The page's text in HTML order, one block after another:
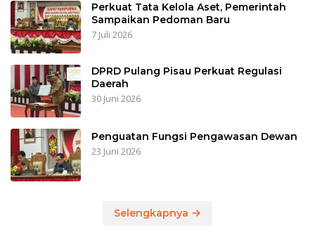
Perkuat Tata Kelola Aset, Pemerintah
Sampaikan Pedoman Baru
7 Juli 2026
DPRD Pulang Pisau Perkuat Regulasi
Daerah
30 Juni 2026
Penguatan Fungsi Pengawasan Dewan
23 Juni 2026
Selengkapnya